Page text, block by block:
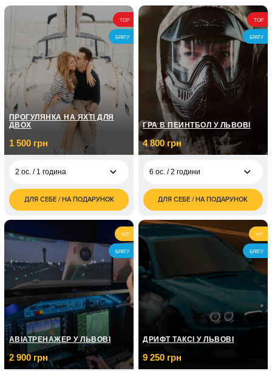
TOP
БРАТУ
ПРОГУЛЯНКА НА ЯХТІ ДЛЯ
ДВОХ
1 500 грн
2 ос. / 1 година
1 500
грн
2 ос. / 2 години
3 000
грн
ДЛЯ СЕБЕ / НА ПОДАРУНОК
TOP
БРАТУ
ГРА В ПЕЙНТБОЛ У ЛЬВОВІ
4 800 грн
6 ос. / 2 години
4 800
грн
ДЛЯ СЕБЕ / НА ПОДАРУНОК
HIT
БРАТУ
АВІАТРЕНАЖЕР У ЛЬВОВІ
2 900 грн
HIT
БРАТУ
ДРИФТ ТАКСІ У ЛЬВОВІ
9 250 грн